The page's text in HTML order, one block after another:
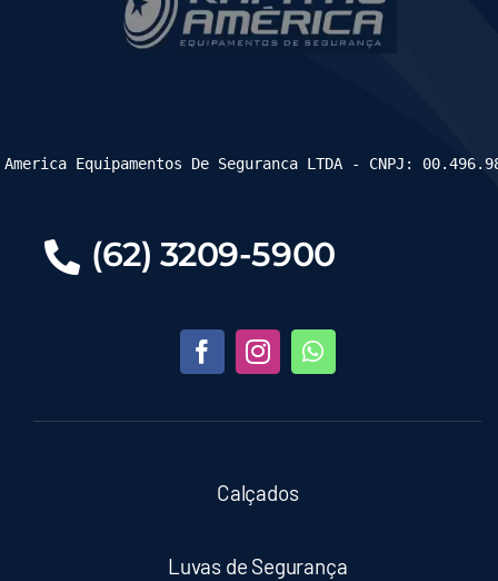
(62) 3209-5900
Calçados
Luvas de Segurança
Equipamentos De Seguranca LTDA - CNPJ: